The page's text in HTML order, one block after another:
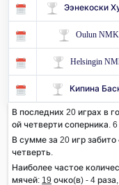
Ээнекоски
Oulun
Helsingin
Кипина
В последних 20 играх в
ой четверти соперника.
В сумме за 20 игр
четверть.
Наиболее частое
мячей: 19 очко(в) - 4 раза,